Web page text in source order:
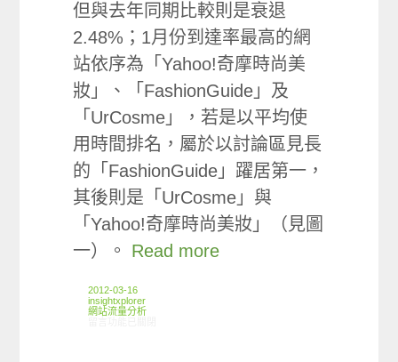
但與去年同期比較則是衰退
2.48%；1月份到達率最高的網
站依序為「Yahoo!奇摩時尚美
妝」、「FashionGuide」及
「UrCosme」，若是以平均使
用時間排名，屬於以討論區見長
的「FashionGuide」躍居第一，
其後則是「UrCosme」與
「Yahoo!奇摩時尚美妝」（見圖
一）。 Read more
2012-03-16
insightxplorer
網站流量分析